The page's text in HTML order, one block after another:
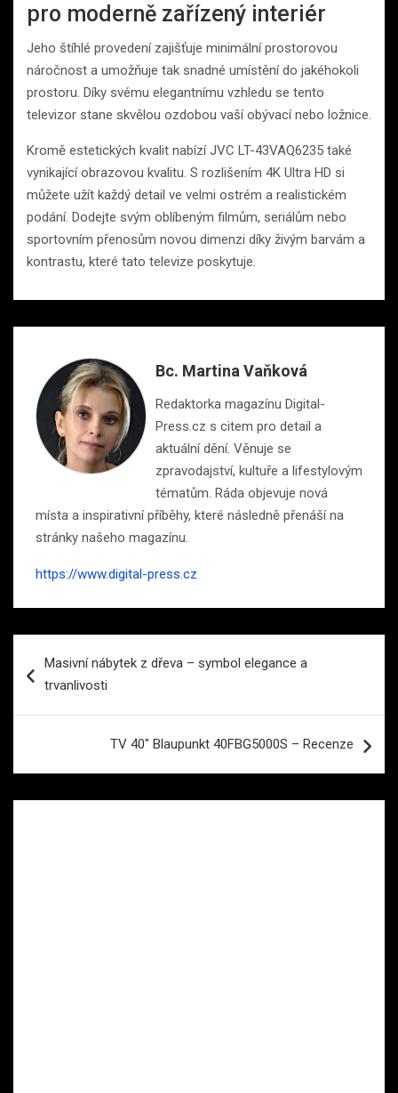
pro moderně zařízený interiér
Jeho štíhlé provedení zajišťuje minimální prostorovou
náročnost a umožňuje tak snadné umístění do jakéhokoli
prostoru. Díky svému elegantnímu vzhledu se tento
televizor stane skvělou ozdobou vaší obývací nebo ložnice.
Kromě estetických kvalit nabízí JVC LT-43VAQ6235 také
vynikající obrazovou kvalitu. S rozlišením 4K Ultra HD si
můžete užít každý detail ve velmi ostrém a realistickém
podání. Dodejte svým oblíbeným filmům, seriálům nebo
sportovním přenosům novou dimenzi díky živým barvám a
kontrastu, které tato televize poskytuje.
Bc. Martina Vaňková
Redaktorka magazínu Digital-
Press.cz s citem pro detail a
aktuální dění. Věnuje se
zpravodajství, kultuře a lifestylovým
tématům. Ráda objevuje nová
místa a inspirativní příběhy, které následně přenáší na
stránky našeho magazínu.
https://www.digital-press.cz
proMasivní nábytek z dřeva – symbol elegance a
trvanlivosti
TV 40″ Blaupunkt 40FBG5000S – Recenze